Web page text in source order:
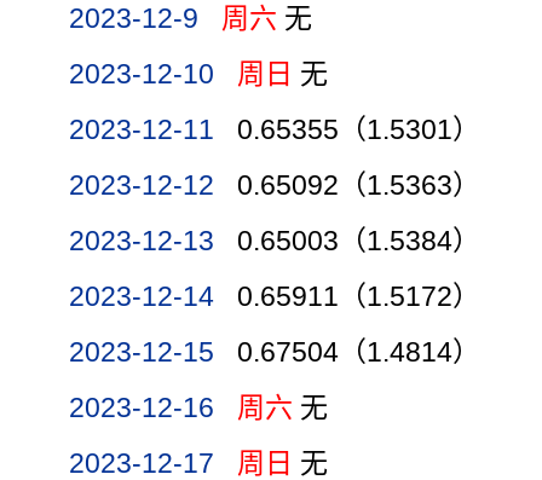
2023-12-9
周六 无
2023-12-10
周日 无
2023-12-11
0.65355（1.5301）
2023-12-12
0.65092（1.5363）
2023-12-13
0.65003（1.5384）
2023-12-14
0.65911（1.5172）
2023-12-15
0.67504（1.4814）
2023-12-16
周六 无
2023-12-17
周日 无